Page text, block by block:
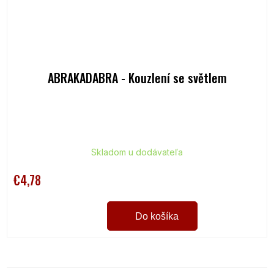
ABRAKADABRA - Kouzlení se světlem
Skladom u dodávateľa
€4,78
Do košíka